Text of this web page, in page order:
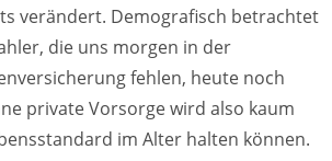
verändert. Demografisch betrachtet
die uns morgen in der
fehlen, heute noch
private Vorsorge wird also kaum
im Alter halten können.